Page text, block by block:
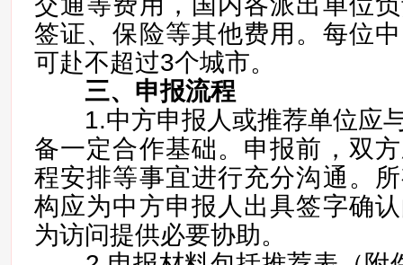
签证、保险等其他费用。每位
可赴不超过3个城市。
三、申报流程
1.中方申报人或推荐单位应
备一定合作基础。申报前，双
程安排等事宜进行充分沟通。
构应为中方申报人出具签字确
为访问提供必要协助。